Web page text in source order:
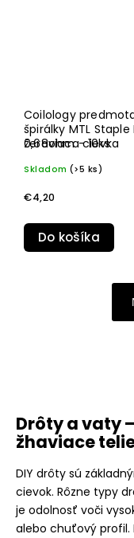
Coilology
špirálky MTL Staple
0,68ohm - 10ks
žeraviaca cievka
Skladom (>5 ks)
€4,20
Do košíka
Drôty a vaty
žhaviace
DIY drôty sú
cievok. Rôzne typy
je odolnosť voči
alebo chuťový profil.